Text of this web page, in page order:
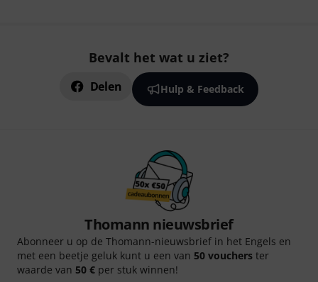
Bevalt het wat u ziet?
Delen Hulp & Feedback
Thomann nieuwsbrief
Abonneer u op de Thomann-nieuwsbrief in het Engels en
met een beetje geluk kunt u een van 50 vouchers ter
waarde van 50 € per stuk winnen!